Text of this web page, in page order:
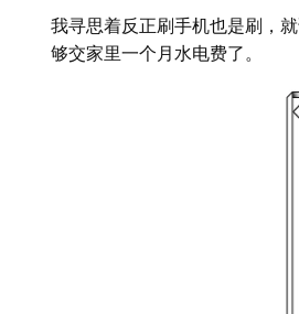
我寻思着反正刷手机也是刷，
够交家里一个月水电费了。